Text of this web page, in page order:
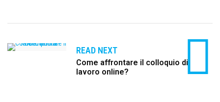
READ NEXT
Come affrontare il colloquio di
lavoro online?